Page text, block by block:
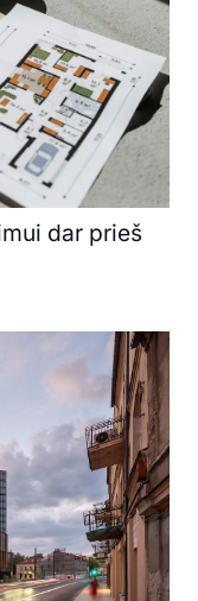
dar prieš